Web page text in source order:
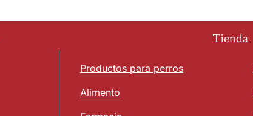
Tienda
Productos para perros
Alimento